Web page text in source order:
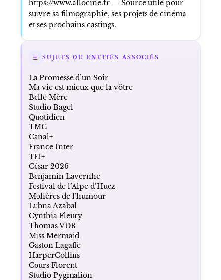
https://www.allocine.fr — Source utile pour
suivre sa filmographie, ses projets de cinéma
et ses prochains castings.
SUJETS OU ENTITÉS ASSOCIÉS
La Promesse d’un Soir
Ma vie est mieux que la vôtre
Belle Mère
Studio Bagel
Quotidien
TMC
Canal+
France Inter
TF1+
César 2026
Benjamin Lavernhe
Festival de l’Alpe d’Huez
Molières de l’humour
Lubna Azabal
Cynthia Fleury
Thomas VDB
Miss Mermaid
Gaston Lagaffe
HarperCollins
Cours Florent
Studio Pygmalion